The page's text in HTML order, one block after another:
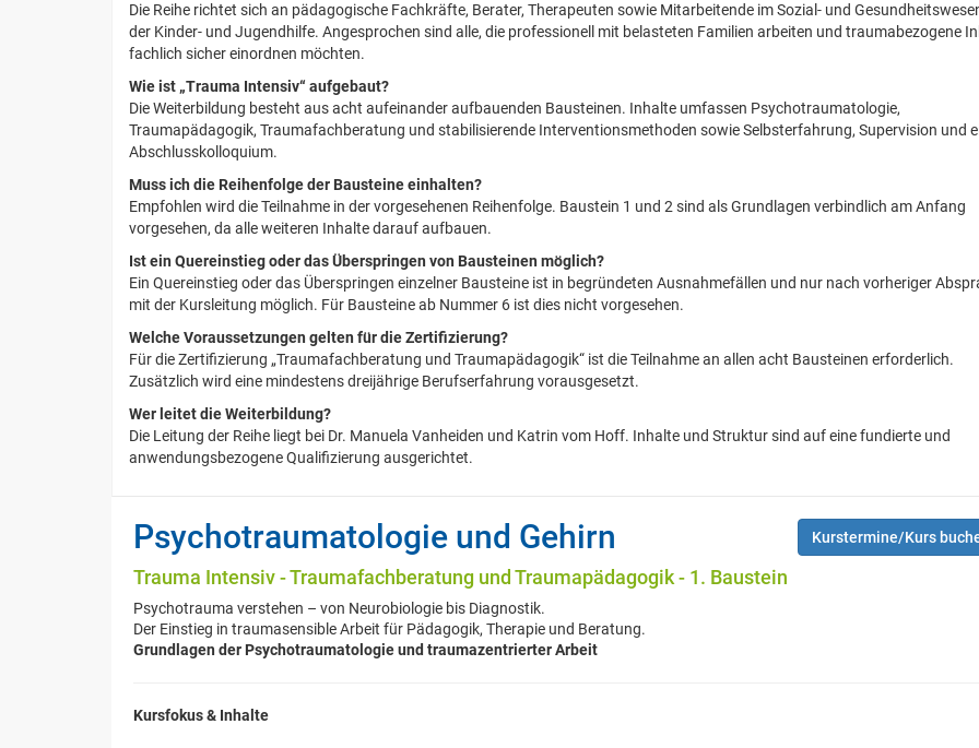
Die Reihe richtet sich an pädagogische Fachkräfte, Berater, Therapeuten sowie Mitarbeitende im Sozial- und
der Kinder- und Jugendhilfe. Angesprochen sind alle, die professionell mit belasteten Familien arbeiten und traumabezogene
fachlich sicher einordnen möchten.
Wie ist „Trauma Intensiv“ aufgebaut?
Die Weiterbildung besteht aus acht aufeinander aufbauenden Bausteinen. Inhalte umfassen Psychotraumatologie,
Traumapädagogik, Traumafachberatung und stabilisierende Interventionsmethoden sowie Selbsterfahrung, Supervision und
Abschlusskolloquium.
Muss ich die Reihenfolge der Bausteine einhalten?
Empfohlen wird die Teilnahme in der vorgesehenen Reihenfolge. Baustein 1 und 2 sind als Grundlagen verbindlich am Anfang
vorgesehen, da alle weiteren Inhalte darauf aufbauen.
Ist ein Quereinstieg oder das Überspringen von Bausteinen möglich?
Ein Quereinstieg oder das Überspringen einzelner Bausteine ist in begründeten Ausnahmefällen und nur nach vorheriger
mit der Kursleitung möglich. Für Bausteine ab Nummer 6 ist dies nicht vorgesehen.
Welche Voraussetzungen gelten für die Zertifizierung?
Für die Zertifizierung „Traumafachberatung und Traumapädagogik“ ist die Teilnahme an allen acht Bausteinen erforderlich.
Zusätzlich wird eine mindestens dreijährige Berufserfahrung vorausgesetzt.
Wer leitet die Weiterbildung?
Die Leitung der Reihe liegt bei Dr. Manuela Vanheiden und Katrin vom Hoff. Inhalte und Struktur sind auf eine fundierte und
anwendungsbezogene Qualifizierung ausgerichtet.
Psychotraumatologie und Gehirn Kurstermine/Kurs
Trauma Intensiv - Traumafachberatung und Traumapädagogik - 1. Baustein
Psychotrauma verstehen – von Neurobiologie bis Diagnostik.
Der Einstieg in traumasensible Arbeit für Pädagogik, Therapie und Beratung.
Grundlagen der Psychotraumatologie und traumazentrierter Arbeit
Kursfokus & Inhalte